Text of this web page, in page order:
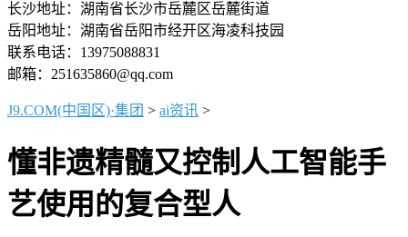
长沙地址：湖南省长沙市岳麓区岳麓街道
岳阳地址：湖南省岳阳市经开区海凌科技园
联系电话：13975088831
邮箱：251635860@qq.com
J9.COM(中国区)·集团 > ai资讯 >
懂非遗精髓又控制人工智能手
艺使用的复合型人